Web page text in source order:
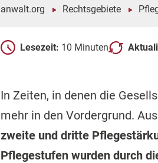
anwalt.org Rechtsgebiete
Lesezeit: 10 Minuten
In Zeiten, in denen die
mehr in den Vordergrund.
zweite und dritte
Pflegestufen wurden durch